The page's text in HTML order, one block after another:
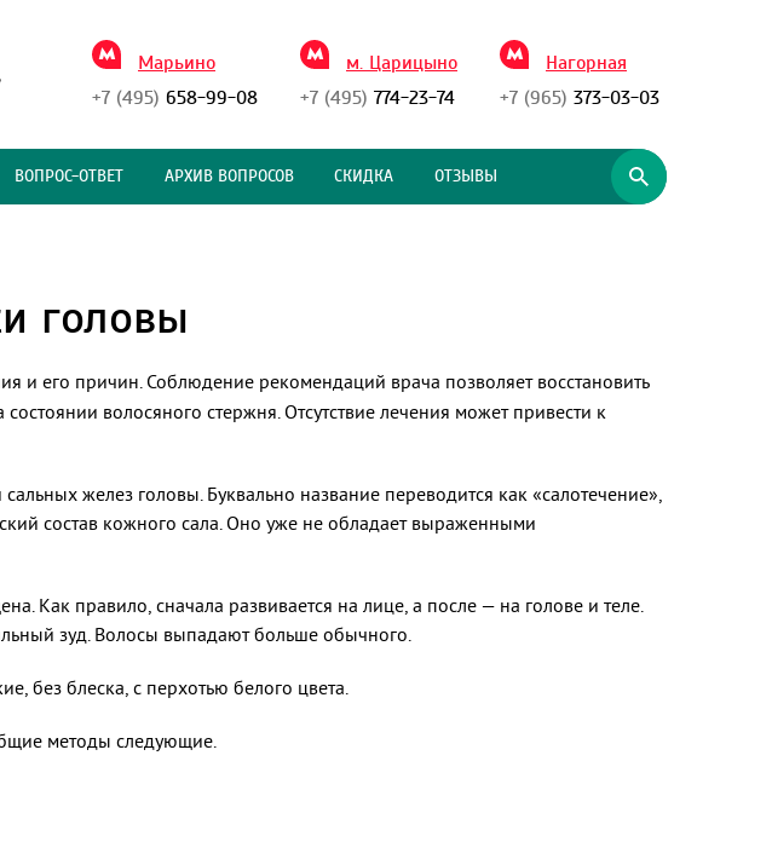
Марьино
+7 (495) 658-99-08
м. Царицыно
+7 (495) 774-23-74
Нагорная
+7 (965) 373-03-03
ВОПРОС-ОТВЕТ АРХИВ ВОПРОСОВ СКИДКА ОТЗЫВЫ
головы
и его причин. Соблюдение рекомендаций врача позволяет восстановить
волосяного стержня. Отсутствие лечения может привести к
желез головы. Буквально название переводится как «салотечение»,
состав кожного сала. Оно уже не обладает выраженными
Как правило, сначала развивается на лице, а после — на голове и теле.
зуд. Волосы выпадают больше обычного.
без блеска, с перхотью белого цвета.
методы следующие.